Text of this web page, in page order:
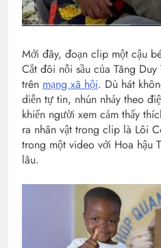
Mới đây, đoạn clip một cậu
Cắt đôi nỗi sầu của Tăng
trên mạng xã hội. Dù hát
diễn tự tin, nhún nhảy theo
khiến người xem cảm thấy
ra nhân vật trong clip là Lôi
trong một video với Hoa hậu
lâu.